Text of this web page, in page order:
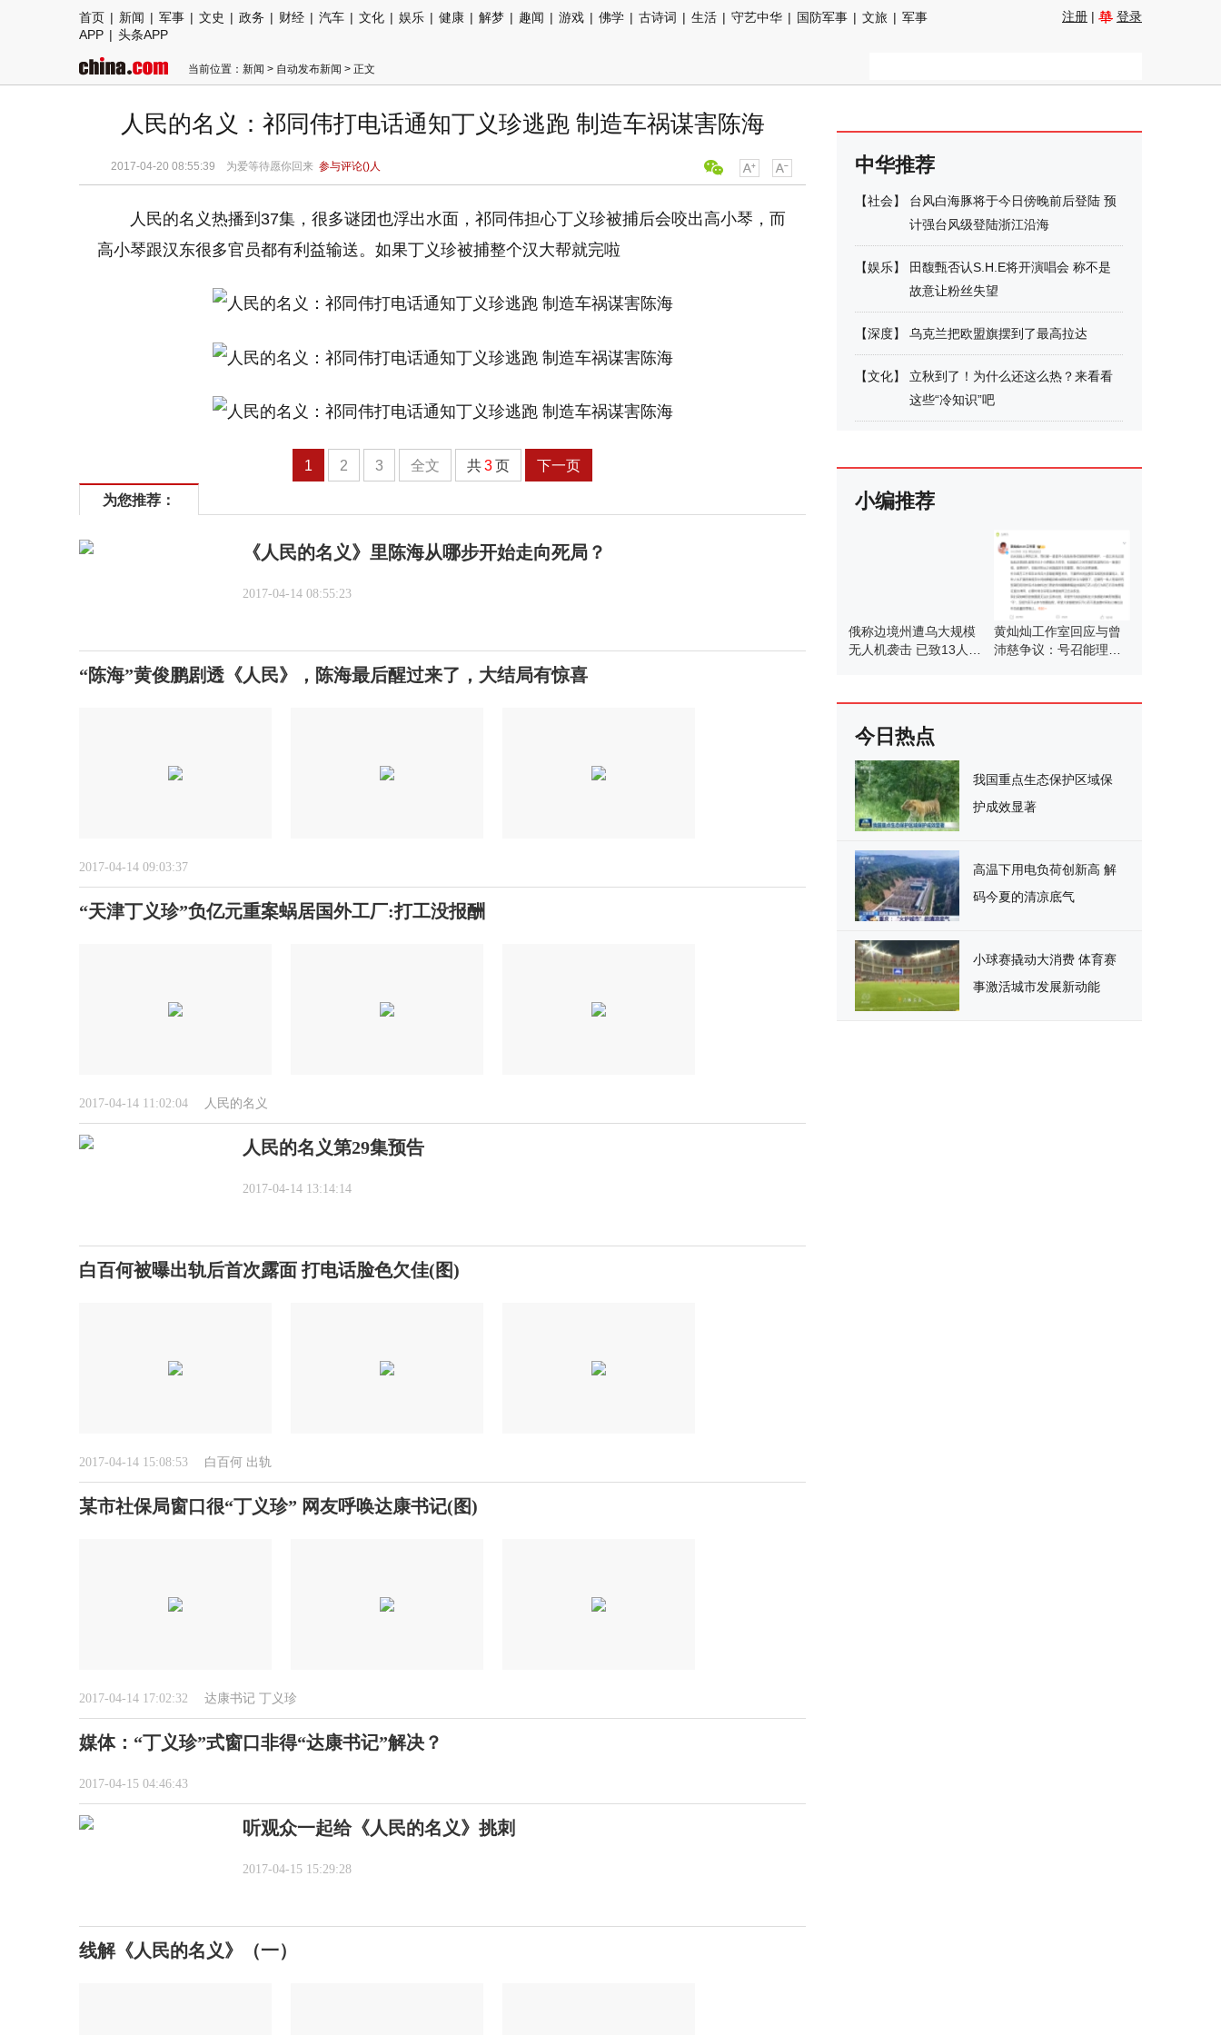
首页 | 新闻 | 军事 | 文史 | 政务 | 财经 | 汽车 | 文化 | 娱乐 | 健康 | 解梦 | 趣闻 | 游戏 | 佛学 | 古诗词 | 生活 | 守艺中华 | 国防军事 | 文旅 | 军事
APP | 头条APP
注册 | 登录
当前位置： 新闻 > 自动发布新闻 > 正文
人民的名义：祁同伟打电话通知丁义珍逃跑 制造车祸谋害陈海
2017-04-20 08:55:39 为爱等待愿你回来 参与评论()人
人民的名义热播到37集，很多谜团也浮出水面，祁同伟担心丁义珍被捕后会咬出高小琴，而
高小琴跟汉东很多官员都有利益输送。如果丁义珍被捕整个汉大帮就完啦
1 2 3 全文 共3页 下一页
为您推荐：
《人民的名义》里陈海从哪步开始走向死局？
2017-04-14 08:55:23
“陈海”黄俊鹏剧透《人民》，陈海最后醒过来了，大结局有惊喜
2017-04-14 09:03:37
“天津丁义珍”负亿元重案蜗居国外工厂:打工没报酬
2017-04-14 11:02:04 人民的名义
人民的名义第29集预告
2017-04-14 13:14:14
白百何被曝出轨后首次露面 打电话脸色欠佳(图)
2017-04-14 15:08:53 白百何 出轨
某市社保局窗口很“丁义珍” 网友呼唤达康书记(图)
2017-04-14 17:02:32 达康书记 丁义珍
媒体：“丁义珍”式窗口非得“达康书记”解决？
2017-04-15 04:46:43
听观众一起给《人民的名义》挑刺
2017-04-15 15:29:28
线解《人民的名义》（一）
中华推荐
【社会】
台风白海豚将于今日傍晚前后登陆 预
计强台风级登陆浙江沿海
【娱乐】
田馥甄否认S.H.E将开演唱会 称不是
故意让粉丝失望
【深度】 乌克兰把欧盟旗摆到了最高拉达
【文化】
立秋到了！为什么还这么热？来看看
这些“冷知识”吧
小编推荐
俄称边境州遭乌大规模
无人机袭击 已致13人受
黄灿灿工作室回应与曾
沛慈争议：号召能理智
今日热点
我国重点生态保护区域保
护成效显著
高温下用电负荷创新高 解
码今夏的清凉底气
小球赛撬动大消费 体育赛
事激活城市发展新动能